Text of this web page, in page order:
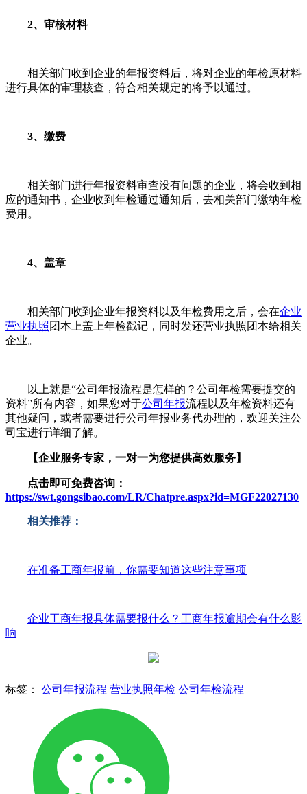
2、审核材料
相关部门收到企业的年报资料后，将对企业的年检原材料
进行具体的审理核查，符合相关规定的将予以通过。
3、缴费
相关部门进行年报资料审查没有问题的企业，将会收到相
应的通知书，企业收到年检通过通知后，去相关部门缴纳年检
费用。
4、盖章
相关部门收到企业年报资料以及年检费用之后，会在企业
营业执照团本上盖上年检戳记，同时发还营业执照团本给相关
企业。
以上就是“公司年报流程是怎样的？公司年检需要提交的
资料”所有内容，如果您对于公司年报流程以及年检资料还有
其他疑问，或者需要进行公司年报业务代办理的，欢迎关注公
司宝进行详细了解。
【企业服务专家，一对一为您提供高效服务】
点击即可免费咨询：
https://swt.gongsibao.com/LR/Chatpre.aspx?id=MGF22027130
相关推荐：
在准备工商年报前，你需要知道这些注意事项
企业工商年报具体需要报什么？工商年报逾期会有什么影
响
标签： 公司年报流程 营业执照年检 公司年检流程